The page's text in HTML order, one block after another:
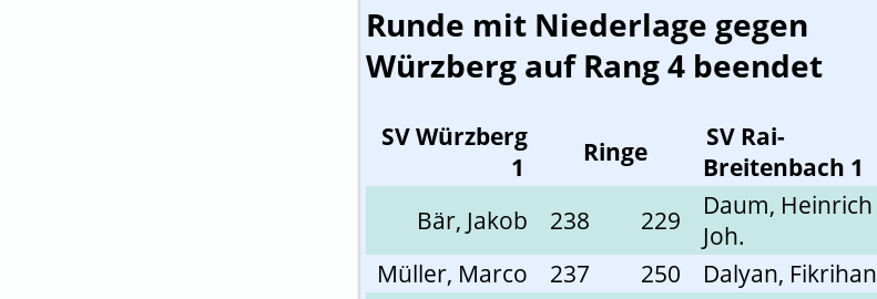
Runde mit Niederlage gegen
Würzberg auf Rang 4 beendet
SV Würzberg
1
Ringe
SV Rai-
Breitenbach 1
Bär, Jakob
238 229
Daum, Heinrich
Joh.
Müller, Marco
237 250
Dalyan, Fikrihan